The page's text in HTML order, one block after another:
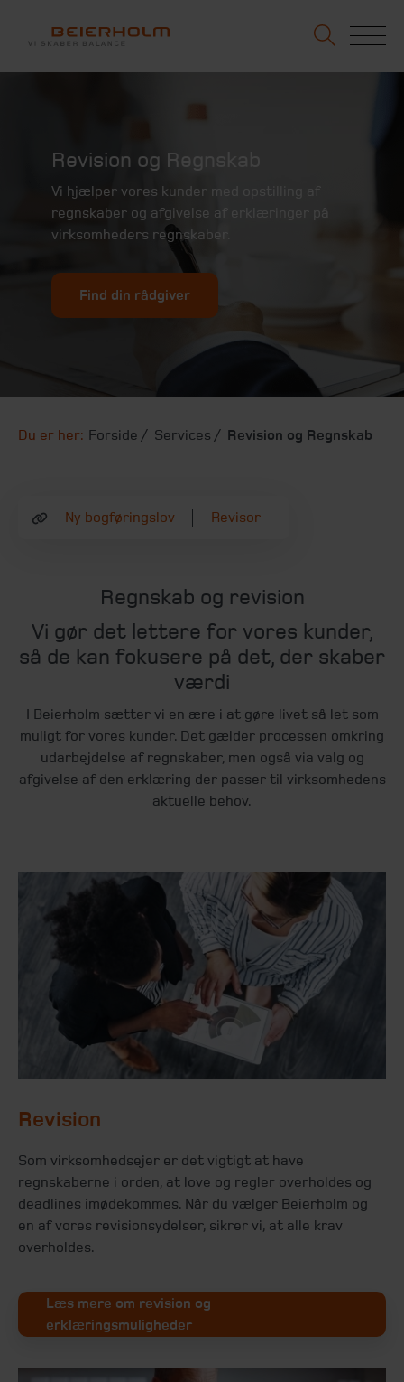
Revision og Regnskab
Vi hjælper vores kunder med opstilling af
regnskaber og afgivelse af erklæringer på
virksomheders regnskaber.
Find din rådgiver
Du er her: Forside Services Revision og Regnskab
Ny bogføringslov Revisor
Regnskab og revision
Vi gør det lettere for vores kunder,
så de kan fokusere på det, der skaber
værdi
I Beierholm sætter vi en ære i at gøre livet så let som
muligt for vores kunder. Det gælder processen omkring
udarbejdelse af regnskaber, men også via valg og
afgivelse af den erklæring der passer til virksomhedens
aktuelle behov.
Revision
Som virksomhedsejer er det vigtigt at have
regnskaberne i orden, at love og regler overholdes og
deadlines imødekommes. Når du vælger Beierholm og
en af vores revisionsydelser, sikrer vi, at alle krav
overholdes.
Læs mere om revision og
erklæringsmuligheder